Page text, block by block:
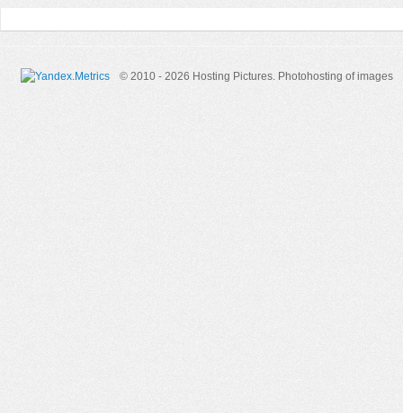
© 2010 - 2026 Hosting Pictures. Photohosting of images